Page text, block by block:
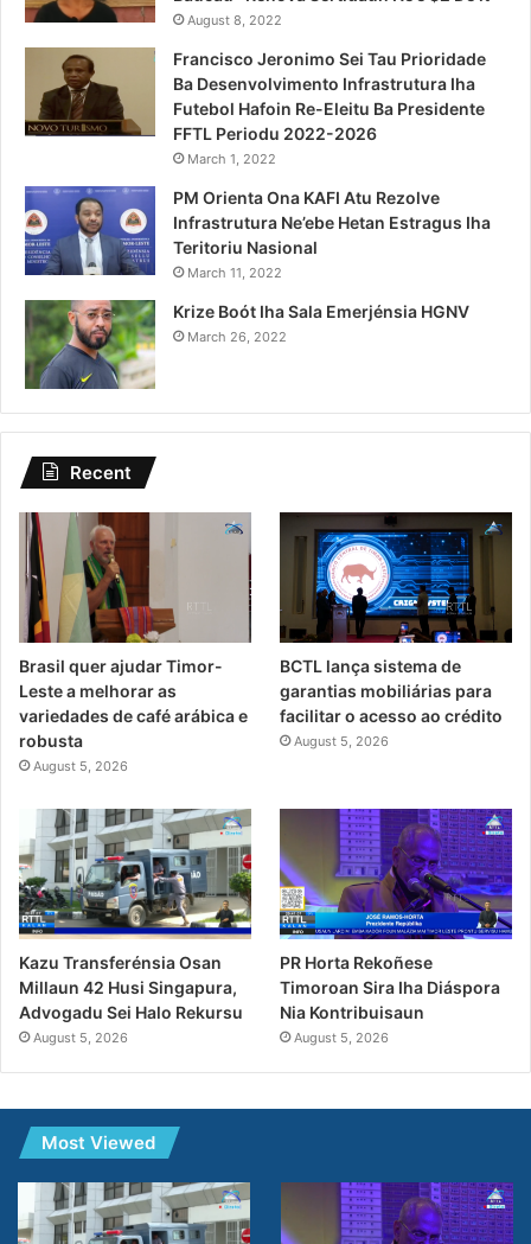
August 8, 2022
Francisco Jeronimo Sei Tau Prioridade
Ba Desenvolvimento Infrastrutura Iha
Futebol Hafoin Re-Eleitu Ba Presidente
FFTL Periodu 2022-2026
March 1, 2022
PM Orienta Ona KAFI Atu Rezolve
Infrastrutura Ne’ebe Hetan Estragus Iha
Teritoriu Nasional
March 11, 2022
Krize Boót Iha Sala Emerjénsia HGNV
March 26, 2022
Recent
Brasil quer ajudar Timor-
Leste a melhorar as
variedades de café arábica e
robusta
August 5, 2026
BCTL lança sistema de
garantias mobiliárias para
facilitar o acesso ao crédito
August 5, 2026
Kazu Transferénsia Osan
Millaun 42 Husi Singapura,
Advogadu Sei Halo Rekursu
August 5, 2026
PR Horta Rekoñese
Timoroan Sira Iha Diáspora
Nia Kontribuisaun
August 5, 2026
Most Viewed